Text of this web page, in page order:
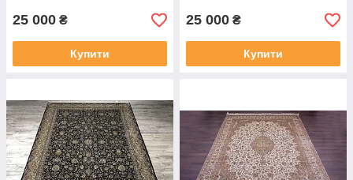
25 000 ₴
Купити
25 000 ₴
Купити